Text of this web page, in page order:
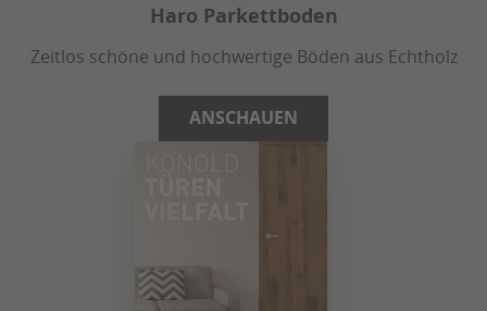
Haro Parkettboden
Zeitlos schöne und hochwertige Böden aus Echtholz
ANSCHAUEN